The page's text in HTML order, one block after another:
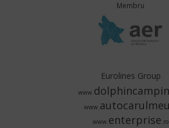
Membru
Eurolines Group
www.
www.autocarulmeu
www.enterprise.ro